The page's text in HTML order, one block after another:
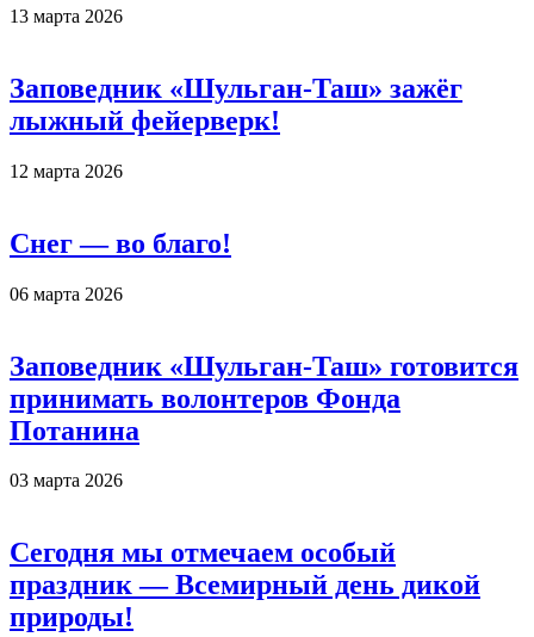
13 марта 2026
Заповедник «Шульган-Таш» зажёг
лыжный фейерверк!
12 марта 2026
Снег — во благо!
06 марта 2026
Заповедник «Шульган-Таш» готовится
принимать волонтеров Фонда
Потанина
03 марта 2026
Сегодня мы отмечаем особый
праздник — Всемирный день дикой
природы!